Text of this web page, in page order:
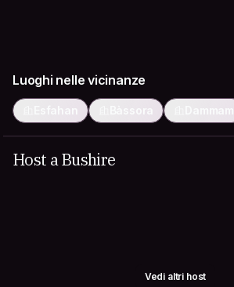
Luoghi nelle vicinanze
Esfahan Bàssora Dammam
Host a Bushire
Vedi altri host